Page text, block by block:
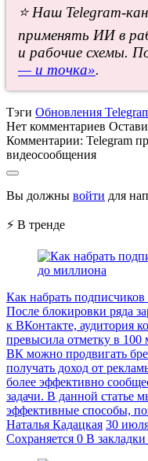
⭐ Наш Telegram-
применять ИИ в
и рабочие схемы.
— и точка».
Тэги Обновления
Нет комментариев
Комментарии: Telegram
видеосообщения
Вы должны войти для
⚡ В тренде
Как набрать
После блокировки ряда
к ВКонтакте, аудитория
превысила отметку в
ВК можно продвигать
получать доход от
более эффективно
задачи. В данной статье
эффективные способы,
Наталья Кадацкая 30
Сохраняется 0 В закладки